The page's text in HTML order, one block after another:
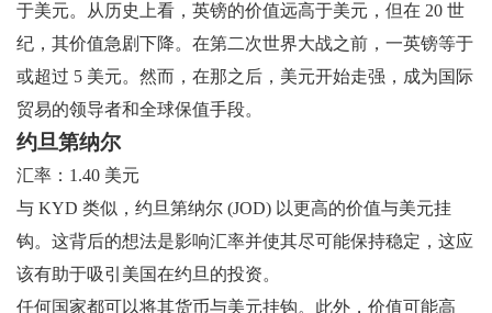
于美元。从历史上看，英镑的价值远高于美元，但在 20 世
纪，其价值急剧下降。在第二次世界大战之前，一英镑等于
或超过 5 美元。然而，在那之后，美元开始走强，成为国际
贸易的领导者和全球保值手段。
约旦第纳尔
汇率：1.40 美元
与 KYD 类似，约旦第纳尔 (JOD) 以更高的价值与美元挂
钩。这背后的想法是影响汇率并使其尽可能保持稳定，这应
该有助于吸引美国在约旦的投资。
任何国家都可以将其货币与美元挂钩。此外，价值可能高